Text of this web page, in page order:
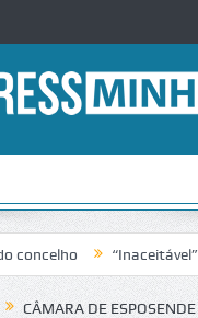
“Inaceitável”.
Alcobaça Igreja do
CÂMARA DE